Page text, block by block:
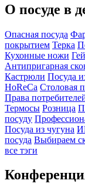
О посуде в
Опасная посуда
покрытием Терка
Кухонные ножи
Антипригарная
Кастрюли Посуда
HoReCa Столовая
Права
Термосы Розница
посуду
Посуда из чугуна
посуда Выбираем
все тэги